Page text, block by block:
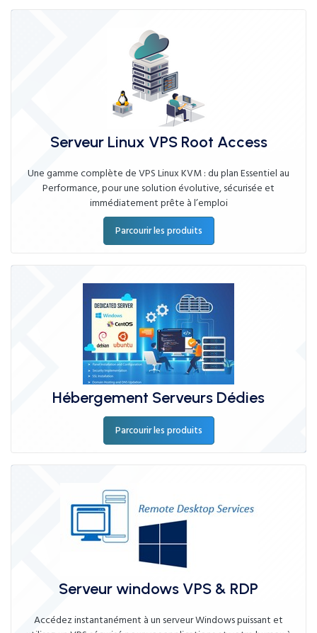
Serveur Linux VPS Root Access
Une gamme complète de VPS Linux KVM : du plan Essentiel au
Performance, pour une solution évolutive, sécurisée et
immédiatement prête à l’emploi
Parcourir les produits
Hébergement Serveurs Dédies
Parcourir les produits
Serveur windows VPS & RDP
Accédez instantanément à un serveur Windows puissant et